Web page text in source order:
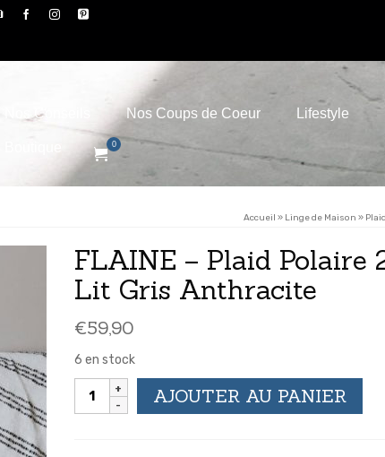
Nos Conseils Nos Coups de Coeur Lifestyle
0
Accueil » Linge de Maison » Plaid
FLAINE – Plaid Polaire
Lit Gris Anthracite
€59,90
6 en stock
quantité
AJOUTER AU PANIER